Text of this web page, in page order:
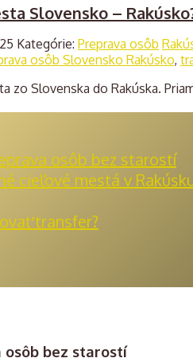
Slovensko –
Kategórie: Preprava osôb
osôb Slovensko Rakúsko,
zo Slovenska do Rakúska.
osôb bez starostí
cieľové mestá v
transfer?
bez starostí